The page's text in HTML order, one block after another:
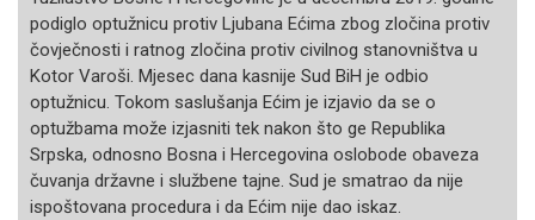
podiglo optužnicu protiv Ljubana Ećima zbog zločina protiv
čovječnosti i ratnog zločina protiv civilnog stanovništva u
Kotor Varoši. Mjesec dana kasnije Sud BiH je odbio
optužnicu. Tokom saslušanja Ećim je izjavio da se o
optužbama može izjasniti tek nakon što ge Republika
Srpska, odnosno Bosna i Hercegovina oslobode obaveza
čuvanja državne i službene tajne. Sud je smatrao da nije
ispoštovana procedura i da Ećim nije dao iskaz.